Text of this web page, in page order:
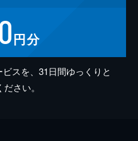
円分
スを、31日間ゆっくりと
さい。